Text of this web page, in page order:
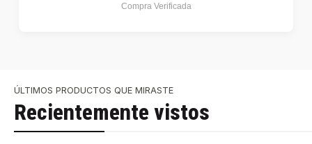
Compra Verificada
ÚLTIMOS PRODUCTOS QUE MIRASTE
Recientemente vistos